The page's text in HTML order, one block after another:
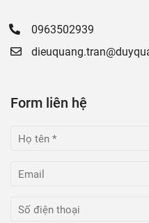
0963502939
Form liên hệ